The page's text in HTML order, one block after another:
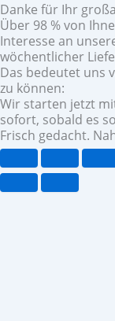
Danke für Ihr
Über 98 % von
Interesse an
wöchentlicher
Das bedeutet uns
zu können:
Wir starten jetzt
sofort, sobald es
Frisch gedacht.